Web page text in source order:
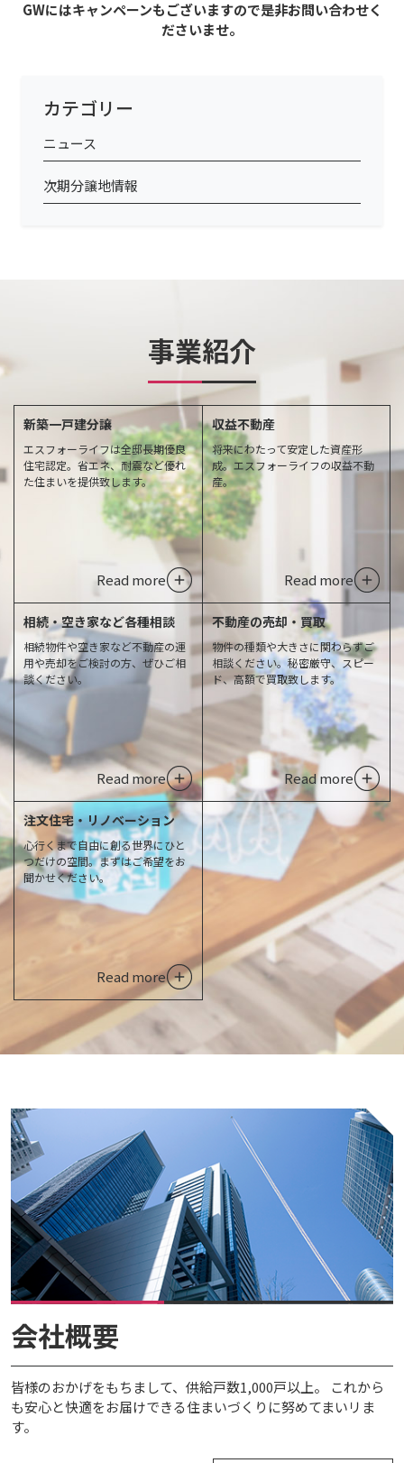
GWにはキャンペーンもございますので是非お問い合わせく
ださいませ。
カテゴリー
ニュース
次期分譲地情報
事業紹介
新築一戸建分譲
エスフォーライフは全邸長期優良
住宅認定。省エネ、耐震など優れ
た住まいを提供致します。
Read more
収益不動産
将来にわたって安定した資産形
成。エスフォーライフの収益不動
産。
Read more
相続・空き家など各種相談
相続物件や空き家など不動産の運
用や売却をご検討の方、ぜひご相
談ください。
Read more
不動産の売却・買取
物件の種類や大きさに関わらずご
相談ください。秘密厳守、スピー
ド、高額で買取致します。
Read more
注文住宅・リノベーション
心行くまで自由に創る世界にひと
つだけの空間。まずはご希望をお
聞かせください。
Read more
会社概要
皆様のおかげをもちまして、供給戸数1,000戸以上。 これから
も安心と快適をお届けできる住まいづくりに努めてまいリま
す。